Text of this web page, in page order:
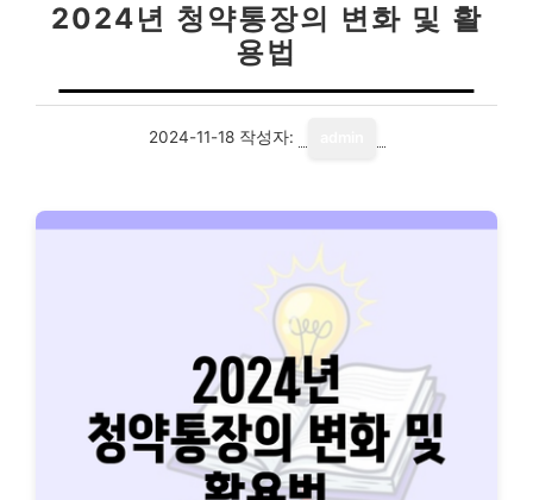
2024년 청약통장의 변화 및 활
용법
2024-11-18 작성자: